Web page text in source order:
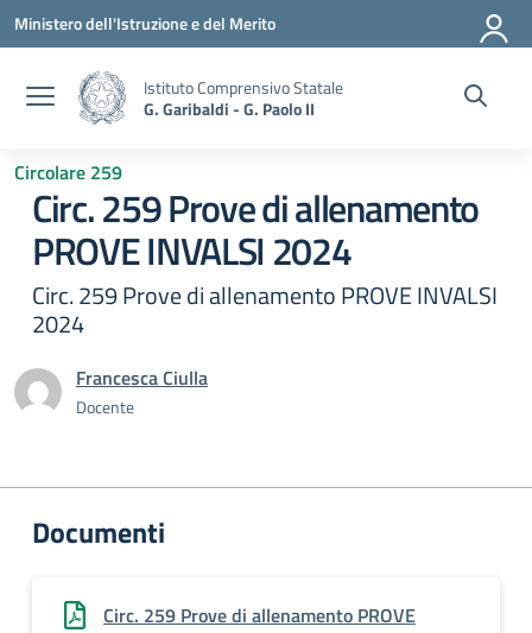
Vai ai contenuti
Vai al menu di navigazione
Vai al footer
Ministero dell'Istruzione e del Merito
Istituto Comprensivo Statale
G. Garibaldi - G. Paolo II
Circolare 259
Circ. 259 Prove di allenamento
PROVE INVALSI 2024
Circ. 259 Prove di allenamento PROVE INVALSI
2024
Francesca Ciulla
Docente
Documenti
Circ. 259 Prove di allenamento PROVE